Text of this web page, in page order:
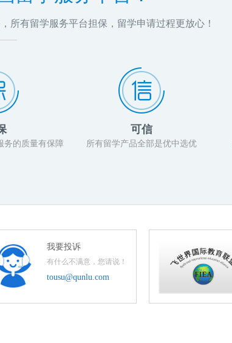
所有留学服务平台担保，留学申请过程更放心！
务的质量有保障
可信
所有留学产品全部是优中选优
我要投诉
有什么不满意，您请说！
tousu@qunlu.com